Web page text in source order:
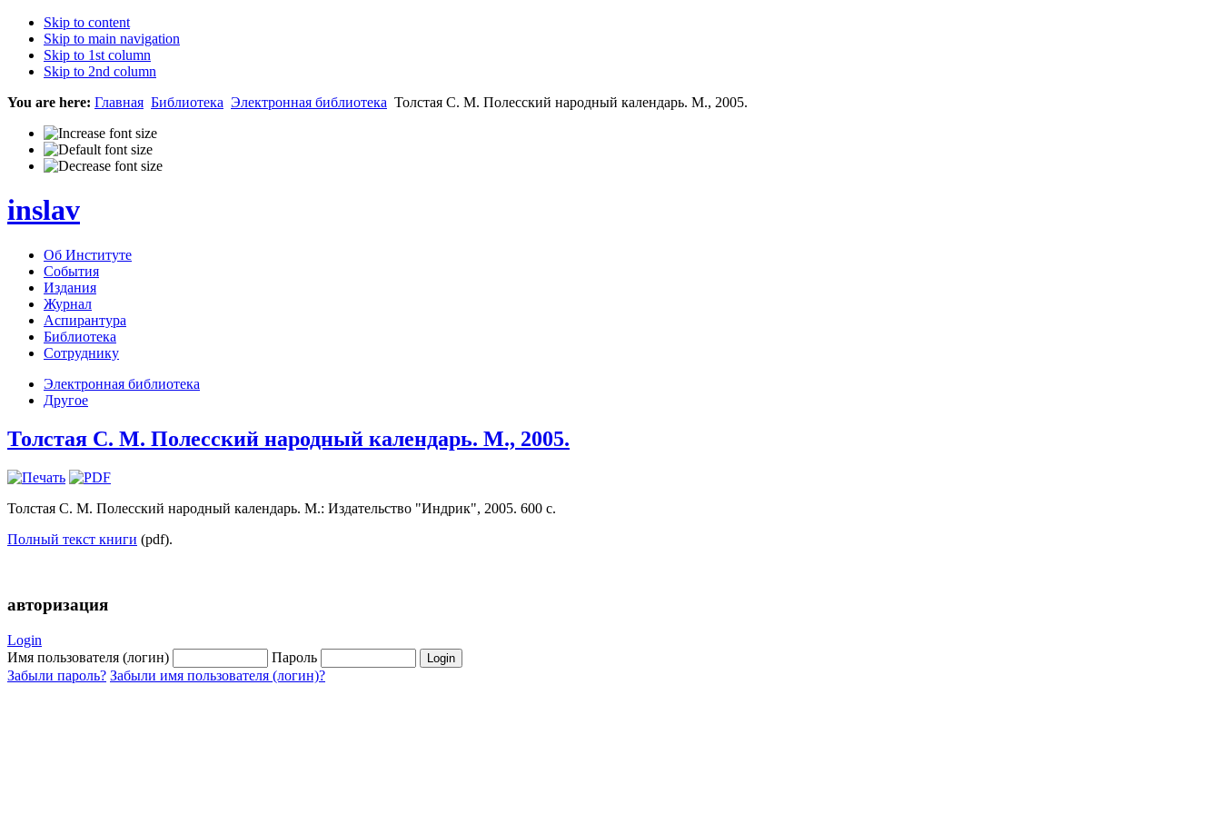
Skip to content
Skip to main navigation
Skip to 1st column
Skip to 2nd column
You are here: Главная Библиотека Электронная библиотека Толстая С. М. Полесский народный календарь. М., 2005.
inslav
Об Институте
События
Издания
Журнал
Аспирантура
Библиотека
Сотруднику
Электронная библиотека
Другое
Толстая С. М. Полесский народный календарь. М., 2005.
Толстая С. М. Полесский народный календарь. М.: Издательство "Индрик", 2005. 600 с.
Полный текст книги (pdf).
авторизация
Login
Имя пользователя (логин)
Пароль
Забыли пароль? Забыли имя пользователя (логин)?